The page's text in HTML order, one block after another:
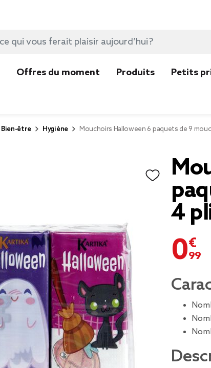
Offres du moment Produits Petits
Bien-être Hygiène Mouchoirs Halloween 6 paquets de 9
4
0,99 €